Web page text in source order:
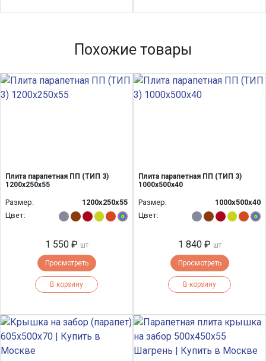
Похожие товары
Плита парапетная ПП (ТИП 3)
1200x250x55
Размер:
1200х250х55
Цвет:
1 550 ₽ шт
Просмотреть
В корзину
Плита парапетная ПП (ТИП 3)
1000x500x40
Размер:
1000х500х40
Цвет:
1 840 ₽ шт
Просмотреть
В корзину